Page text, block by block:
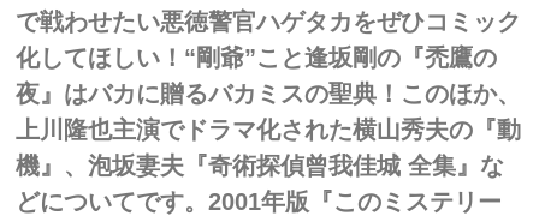
で戦わせたい悪徳警官ハゲタカをぜひコミック
化してほしい！“剛爺”こと逢坂剛の『禿鷹の
夜』はバカに贈るバカミスの聖典！このほか、
上川隆也主演でドラマ化された横山秀夫の『動
機』、泡坂妻夫『奇術探偵曾我佳城 全集』な
どについてです。2001年版『このミステリー